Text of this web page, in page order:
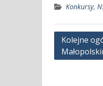
Konkursy,
Nawigacja
wpisu
Kolejne